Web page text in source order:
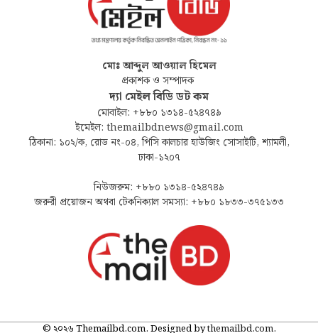
মোঃ আব্দুল আওয়াল হিমেল
প্রকাশক ও সম্পাদক
দ্যা মেইল বিডি ডট কম
মোবাইল: +৮৮০ ১৩১৪-৫২৪৭৪৯
ইমেইল: themailbdnews@gmail.com
ঠিকানা: ১০২/ক, রোড নং-০৪, পিসি কালচার হাউজিং সোসাইটি, শ্যামলী,
ঢাকা-১২০৭
নিউজরুম: +৮৮০ ১৩১৪-৫২৪৭৪৯
জরুরী প্রয়োজন অথবা টেকনিক্যাল সমস্যা: +৮৮০ ১৮৩৩-৩৭৫১৩৩
© ২০২৬ Themailbd.com. Designed bythemailbd.com.